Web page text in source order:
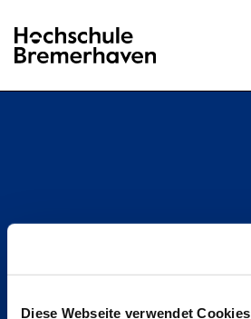
Diese Webseite verwendet Cookies
Hochschule Bremerhaven